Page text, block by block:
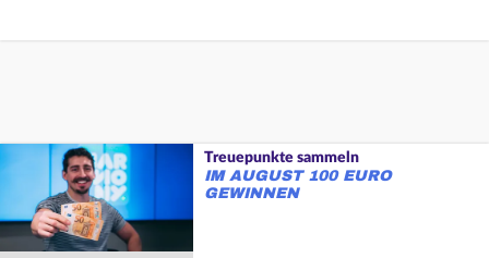
Treuepunkte sammeln
IM AUGUST 100 EURO
GEWINNEN